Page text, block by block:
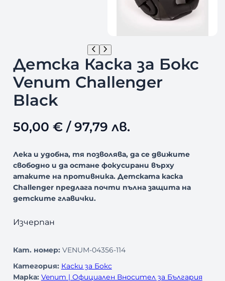
Детска Каска за Бокс
Venum Challenger
Black
50,00 €/ 97,79 лв.
Лека и удобна, тя позволява, да се движите
свободно и да остане фокусирани върху
атаките на противника. Детската каска
Challenger предлага почти пълна защита на
детските главички.
Изчерпан
Кат. номер: VENUM-04356-114
Категория: Каски за Бокс
Марка: Venum | Официален Вносител за България